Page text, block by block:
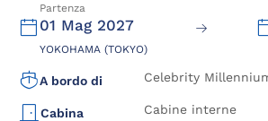
Partenza
01 Mag 2027
YOKOHAMA (TOKYO)
A bordo di Celebrity
Cabina Cabine interne